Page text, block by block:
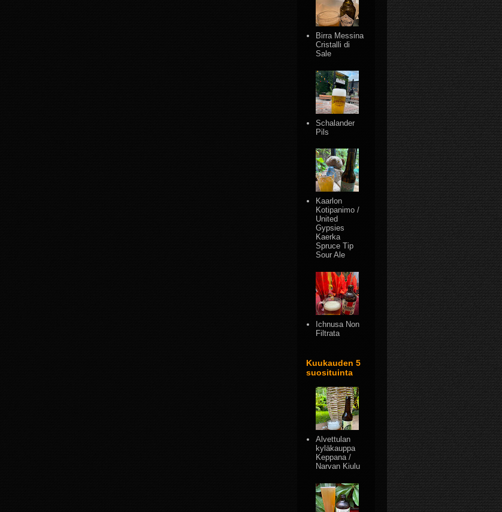
Birra Messina
Cristalli di
Sale
Schalander
Pils
Kaarlon
Kotipanimo /
United
Gypsies
Kaerka
Spruce Tip
Sour Ale
Ichnusa Non
Filtrata
Kuukauden 5
suosituinta
Alvettulan
kyläkauppa
Keppana /
Narvan Kiulu